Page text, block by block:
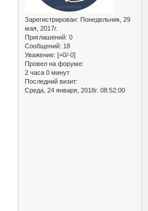
Зарегистрирован: Понедельник, 29
мая, 2017г.
Приглашений: 0
Сообщений: 18
Уважение: [+0/-0]
Провел на форуме:
2 часа 0 минут
Последний визит:
Среда, 24 января, 2018г. 08:52:00